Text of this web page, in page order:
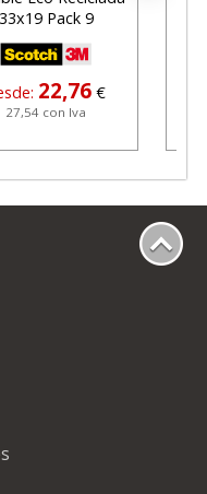
33x19 Pack 9
22,76 €
27,54 con Iva